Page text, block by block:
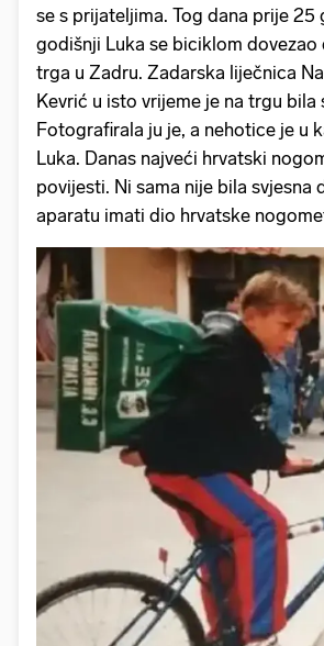
se s prijateljima. Tog dana prije 25
godišnji Luka se biciklom dovezao
trga u Zadru. Zadarska liječnica
Kevrić u isto vrijeme je na trgu bila
Fotografirala ju je, a nehotice je u
Luka. Danas najveći hrvatski
povijesti. Ni sama nije bila svjesna
aparatu imati dio hrvatske